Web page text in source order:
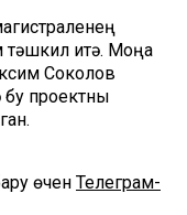
тәшкил итә. Моңа
Соколов
бу проектны
өчен Телеграм-